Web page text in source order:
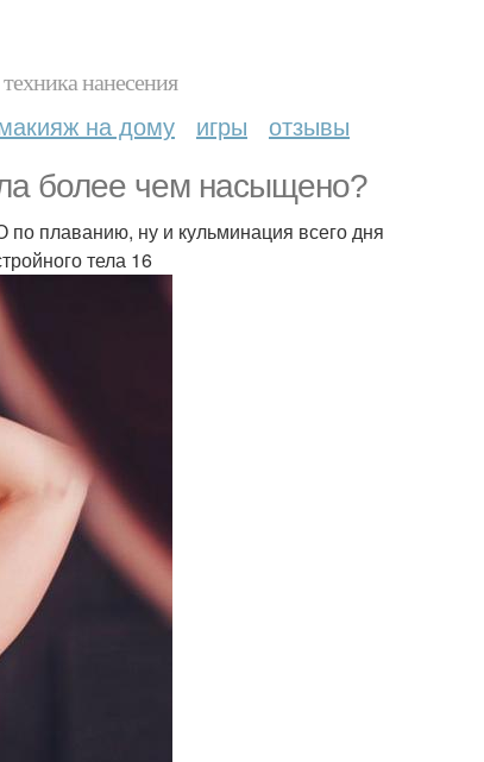
нанесения
на дому игры отзывы
более чем насыщено?
по плаванию, ну и кульминация всего дня
тела 16